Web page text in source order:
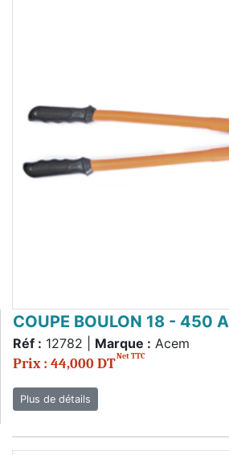
COUPE BOULON 18 - 450
Réf : 12782 | Marque : Acem
Prix : 44,000 DTNet TTC
Plus de détails